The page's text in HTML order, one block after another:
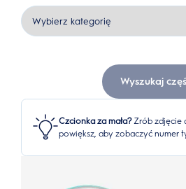
Wyszukaj
Czcionka za mała?Zrób zdjęcie
powiększ, aby zobaczyć numer